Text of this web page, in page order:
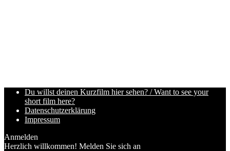
Du willst deinen Kurzfilm hier sehen? / Want to see your
short film here?
Datenschutzerklärung
Impressum
Anmelden
Herzlich willkommen! Melden Sie sich an